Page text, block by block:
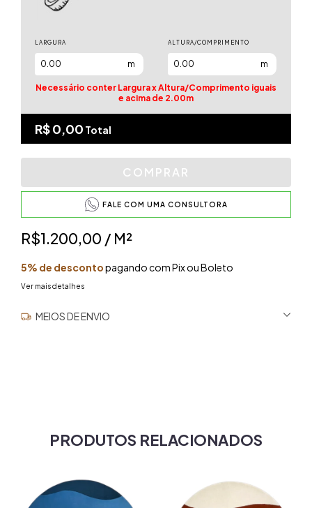
LARGURA
m
ALTURA/COMPRIMENTO
m
Necessário conter Largura x Altura/Comprimento iguais
e acima de 2.00m
R$ 0,00 Total
FALE COM UMA CONSULTORA
R$1.200,00 / M²
5% de descontopagando com Pix ou Boleto
Ver mais detalhes
MEIOS DE ENVIO
PRODUTOS RELACIONADOS